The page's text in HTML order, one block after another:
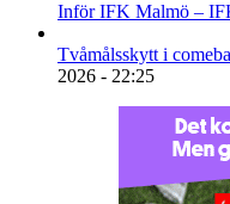
Inför IFK Malmö –
Tvåmålsskytt i
2026 - 22:25